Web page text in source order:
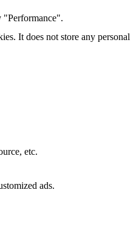
"Performance".
It does not store any personal
etc.
ads.